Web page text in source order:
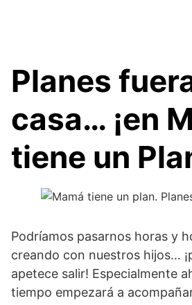
Planes
casa… ¡en
tiene un
Podríamos pasarnos horas y
creando con nuestros hijos…
apetece salir! Especialmente
tiempo empezará a